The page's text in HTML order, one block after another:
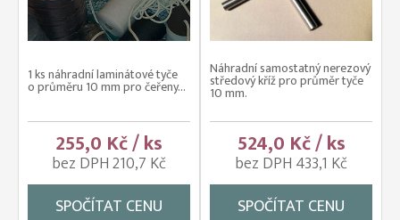
1 ks náhradní laminátové tyče
o průměru 10 mm pro čeřeny...
255,0 Kč / ks
bez DPH 210,7 Kč
SPOČÍTAT CENU
Náhradní samostatný nerezový
středový kříž pro průměr tyče
10 mm.
524,0 Kč / ks
bez DPH 433,1 Kč
SPOČÍTAT CENU